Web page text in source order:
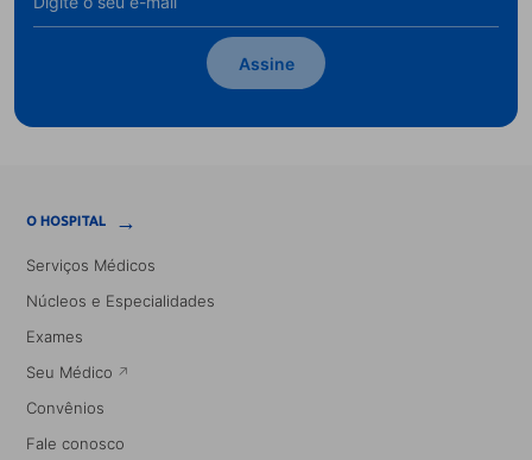
Assine
O HOSPITAL →
Serviços Médicos
Núcleos e Especialidades
Exames
Seu Médico
Convênios
Fale conosco